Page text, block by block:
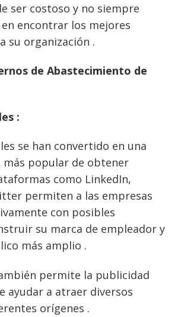
ser costoso y no siempre
encontrar los mejores
su organización .
de Abastecimiento de
:
se han convertido en una
más popular de obtener
como LinkedIn,
permiten a las empresas
con posibles
su marca de empleador y
más amplio .
permite la publicidad
ayudar a atraer diversos
orígenes .